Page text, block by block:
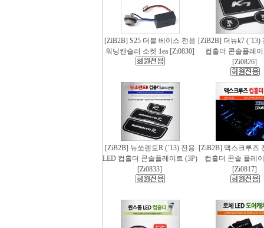
[ZiB2B] S25 더블 베이스 전용
워닝캔슬러 소켓 1ea [Zi0830]
[ZiB2B] 더뉴k7 (`13)
컵홀더 콘솔플레
[Zi0826]
[ZiB2B] 뉴쏘렌토R (`13) 전용
LED 컵홀더 콘솔플레이트 (3P)
[Zi0833]
[ZiB2B] 맥스크루즈
컵홀더 콘솔 플레
[Zi0817]